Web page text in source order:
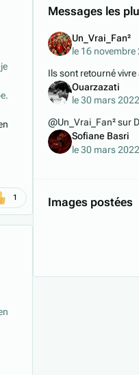
1
Messages les
Un_Vrai_Fan²
le 16 novembre
Ils sont retourné vivre
Ouarzazati
le 30 mars 2022
Sofiane Basri
le 30 mars 2022
Images postées